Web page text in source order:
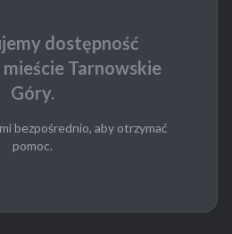
dostępność
mieście Tarnowskie
Góry.
bezpośrednio, aby otrzymać
pomoc.